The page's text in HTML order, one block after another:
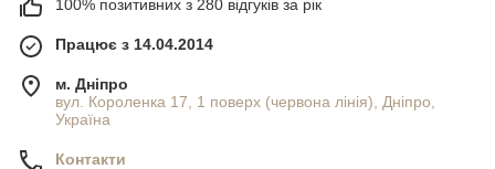
100% позитивних з 280 відгуків за рік
Працює з 14.04.2014
м. Дніпро
вул. Короленка 17, 1 поверх (червона лінія), Дніпро,
Україна
Контакти